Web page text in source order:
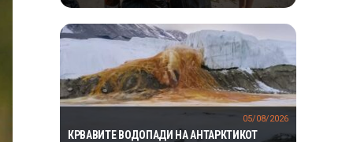
ЗА ДА ГО ПРОНАЈДАТ
КРВАВИТЕ ВОДОПАДИ НА АНТАРКТИКОТ
05/08/2026